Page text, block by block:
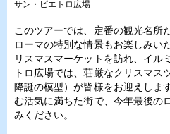
サン・ピエトロ広場
このツアーでは、定番の観光名所
ローマの特別な情景もお楽しみい
リスマスマーケットを訪れ、イル
トロ広場では、荘厳なクリスマス
降誕の模型）が皆様をお迎えしま
む活気に満ちた街で、今年最後の
みください。